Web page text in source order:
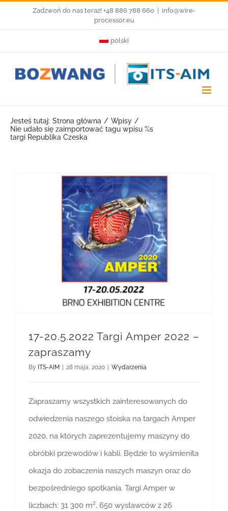
Zadzwoń do nas teraz! +48 886 788 660
info@wire-
processor.eu
polski
Jesteś tutaj: Strona główna
Wpisy
Nie udało się zaimportować tagu wpisu %s
targi Republika Czeska
17-20.5.2022 Targi Amper 2022 –
zapraszamy
By ITS-AIM 28 maja, 2020 Wydarzenia
Zapraszamy wszystkich zainteresowanych do
odwiedzenia naszego stoiska na targach Amper
2020, na których zaprezentujemy maszyny do
obróbki przewodów i kabli. Będzie to wyśmienita
okazja do zobaczenia naszych maszyn oraz do
bezpośredniego spotkania. Targi Amper w
liczbach: 31 300 m², 650 wystawców z 26